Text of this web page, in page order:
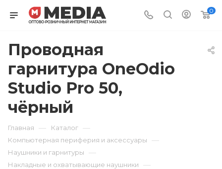
0
Проводная
гарнитура OneOdio
Studio Pro 50,
чёрный
Главная — Каталог —
Компьютерная периферия и аксессуары —
Наушники и гарнитуры —
Накладные и охватывающие наушники —